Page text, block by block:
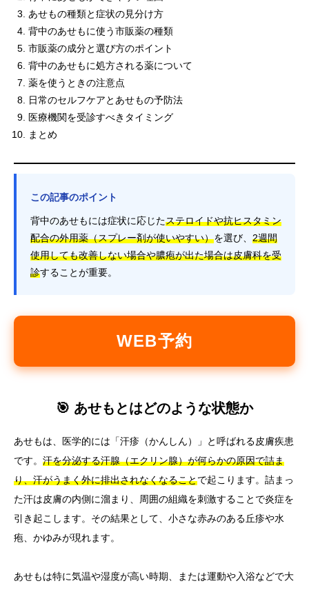
あせもの種類と症状の見分け方
背中のあせもに使う市販薬の種類
市販薬の成分と選び方のポイント
背中のあせもに処方される薬について
薬を使うときの注意点
日常のセルフケアとあせもの予防法
医療機関を受診すべきタイミング
まとめ
この記事のポイント
背中のあせもには症状に応じたステロイドや抗ヒスタミン
配合の外用薬（スプレー剤が使いやすい）を選び、 2週間
使用しても改善しない場合や膿疱が出た場合は皮膚科を受
診することが重要。
WEB予約
🎯 あせもとはどのような状態か
あせもは、医学的には「汗疹（かんしん）」と呼ばれる皮膚疾患
です。 汗を分泌する汗腺（エクリン腺）が何らかの原因で詰ま
り、汗がうまく外に排出されなくなることで起こります。詰まっ
た汗は皮膚の内側に溜まり、周囲の組織を刺激することで炎症を
引き起こします。その結果として、小さな赤みのある丘疹や水
疱、かゆみが現れます。
あせもは特に気温や湿度が高い時期、または運動や入浴などで大